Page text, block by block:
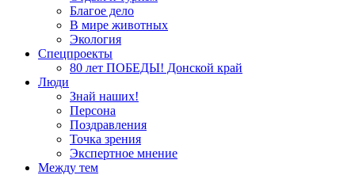
Благое дело
В мире животных
Экология
Спецпроекты
80 лет ПОБЕДЫ! Донской край
Люди
Знай наших!
Персона
Поздравления
Точка зрения
Экспертное мнение
Между тем